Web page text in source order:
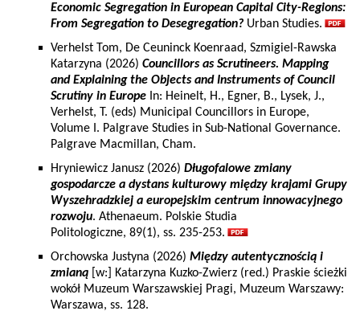
Economic Segregation in European Capital City-Regions:
From Segregation to Desegregation? Urban Studies.
Verhelst Tom, De Ceuninck Koenraad, Szmigiel-Rawska
Katarzyna (2026) Councillors as Scrutineers. Mapping
and Explaining the Objects and Instruments of Council
Scrutiny in Europe In: Heinelt, H., Egner, B., Lysek, J.,
Verhelst, T. (eds) Municipal Councillors in Europe,
Volume I. Palgrave Studies in Sub-National Governance.
Palgrave Macmillan, Cham.
Hryniewicz Janusz (2026) Długofalowe zmiany
gospodarcze a dystans kulturowy między krajami Grupy
Wyszehradzkiej a europejskim centrum innowacyjnego
rozwoju. Athenaeum. Polskie Studia
Politologiczne, 89(1), ss. 235-253.
Orchowska Justyna (2026) Między autentycznością i
zmianą [w:] Katarzyna Kuzko-Zwierz (red.) Praskie ścieżki
wokół Muzeum Warszawskiej Pragi, Muzeum Warszawy:
Warszawa, ss. 128.